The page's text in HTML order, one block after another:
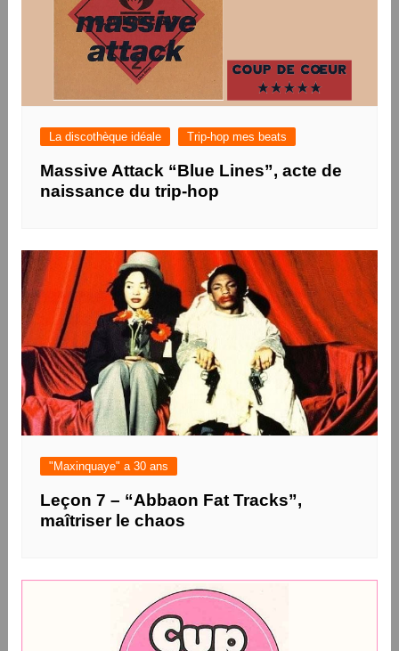
La discothèque idéale Trip-hop mes beats
Massive Attack “Blue Lines”, acte de
naissance du trip-hop
"Maxinquaye" a 30 ans
Leçon 7 – “Abbaon Fat Tracks”,
maîtriser le chaos